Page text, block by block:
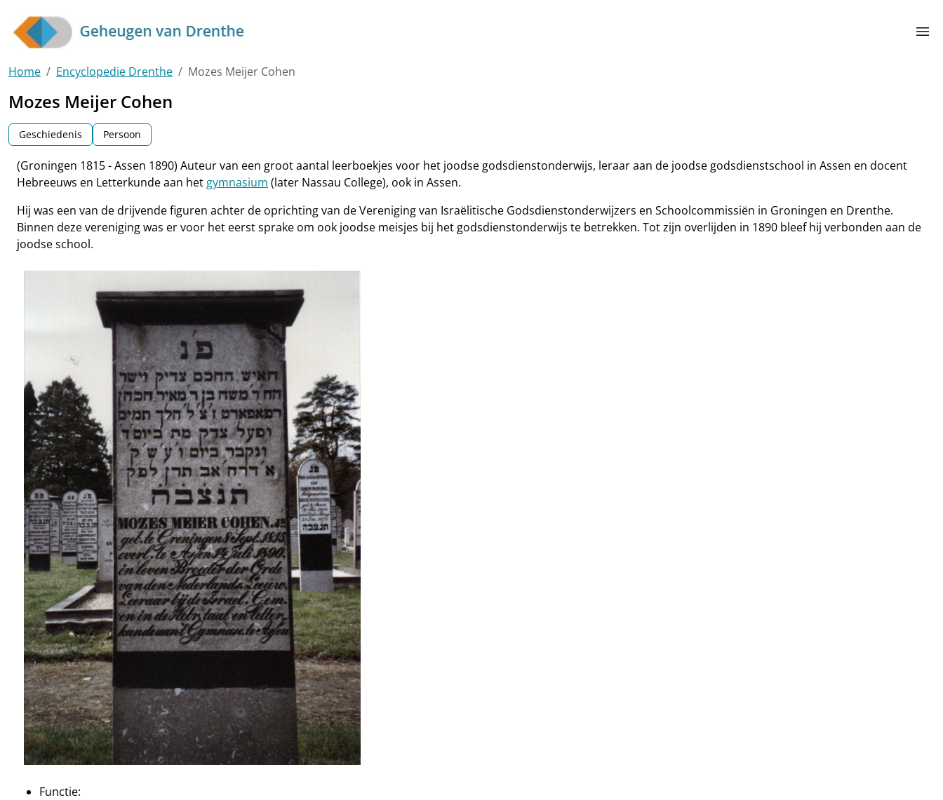
Skip to main content
menu
Home Encyclopedie Drenthe Mozes Meijer Cohen
Mozes Meijer Cohen
Geschiedenis Persoon
(Groningen 1815 - Assen 1890) Auteur van een groot aantal leerboekjes voor het joodse godsdienstonderwijs, leraar aan de joodse godsdienstschool in Assen en docent
Hebreeuws en Letterkunde aan het gymnasium (later Nassau College), ook in Assen.
Hij was een van de drijvende figuren achter de oprichting van de Vereniging van Israëlitische Godsdienstonderwijzers en Schoolcommissiën in Groningen en Drenthe.
Binnen deze vereniging was er voor het eerst sprake om ook joodse meisjes bij het godsdienstonderwijs te betrekken. Tot zijn overlijden in 1890 bleef hij verbonden aan de
joodse school.
Functie: